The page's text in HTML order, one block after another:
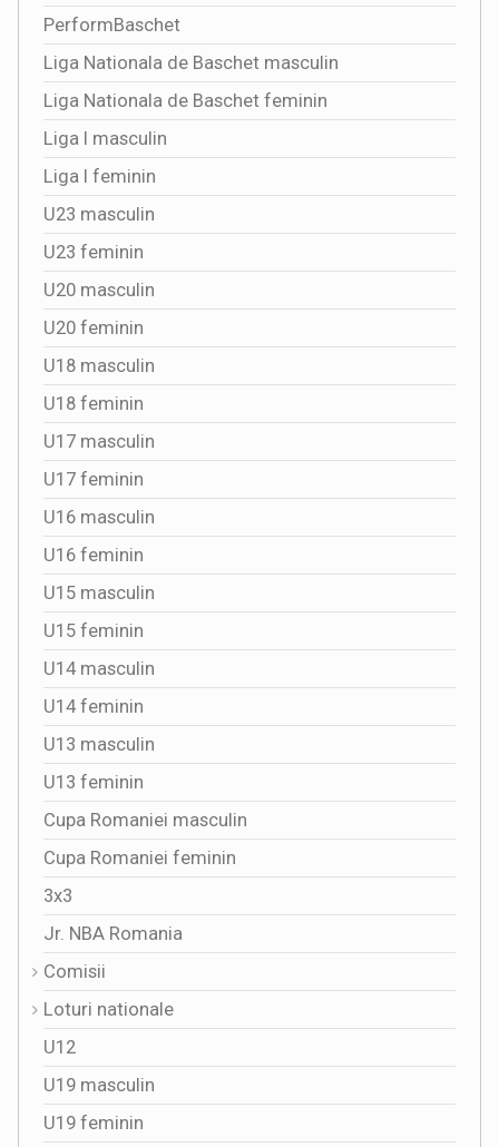
PerformBaschet
Liga Nationala de Baschet masculin
Liga Nationala de Baschet feminin
Liga I masculin
Liga I feminin
U23 masculin
U23 feminin
U20 masculin
U20 feminin
U18 masculin
U18 feminin
U17 masculin
U17 feminin
U16 masculin
U16 feminin
U15 masculin
U15 feminin
U14 masculin
U14 feminin
U13 masculin
U13 feminin
Cupa Romaniei masculin
Cupa Romaniei feminin
3x3
Jr. NBA Romania
Comisii
Loturi nationale
U12
U19 masculin
U19 feminin